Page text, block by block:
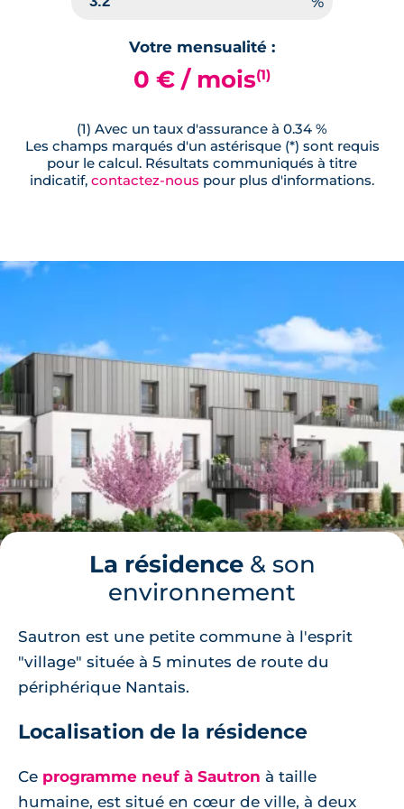
Votre mensualité :
0 € / mois(1)
(1) Avec un taux d'assurance à 0.34 %
Les champs marqués d'un astérisque (*) sont requis
pour le calcul. Résultats communiqués à titre
indicatif, contactez-nous pour plus d'informations.
La résidence& son
environnement
Sautron est une petite commune à l'esprit
"village" située à 5 minutes de route du
périphérique Nantais.
Localisation de la résidence
Ce programme neuf à Sautron à taille
humaine, est situé en cœur de ville, à deux